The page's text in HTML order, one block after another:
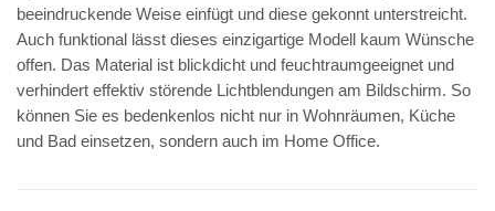
beeindruckende Weise einfügt und diese gekonnt unterstreicht.
Auch funktional lässt dieses einzigartige Modell kaum Wünsche
offen. Das Material ist blickdicht und feuchtraumgeeignet und
verhindert effektiv störende Lichtblendungen am Bildschirm. So
können Sie es bedenkenlos nicht nur in Wohnräumen, Küche
und Bad einsetzen, sondern auch im Home Office.